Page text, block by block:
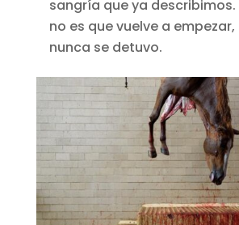
sangría que ya describimos.
no es que vuelve a empezar,
nunca se detuvo.